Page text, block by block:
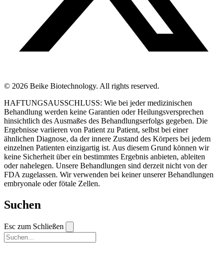
© 2026 Beike Biotechnology. All rights reserved.
HAFTUNGSAUSSCHLUSS: Wie bei jeder medizinischen
Behandlung werden keine Garantien oder Heilungsversprechen
hinsichtlich des Ausmaßes des Behandlungserfolgs gegeben. Die
Ergebnisse variieren von Patient zu Patient, selbst bei einer
ähnlichen Diagnose, da der innere Zustand des Körpers bei jedem
einzelnen Patienten einzigartig ist. Aus diesem Grund können wir
keine Sicherheit über ein bestimmtes Ergebnis anbieten, ableiten
oder nahelegen. Unsere Behandlungen sind derzeit nicht von der
FDA zugelassen. Wir verwenden bei keiner unserer Behandlungen
embryonale oder fötale Zellen.
Suchen
Esc zum Schließen